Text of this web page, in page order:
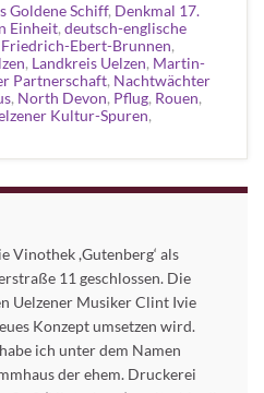
Goldene Schiff, Denkmal 17.
Einheit, deutsch-englische
Friedrich-Ebert-Brunnen,
, Landkreis Uelzen, Martin-
Partnerschaft, Nachtwächter
, North Devon, Pflug, Rouen,
Kultur-Spuren,
Vinothek ,Gutenberg‘ als
11 geschlossen. Die
Uelzener Musiker Clint Ivie
Konzept umsetzen wird.
ich unter dem Namen
der ehem. Druckerei